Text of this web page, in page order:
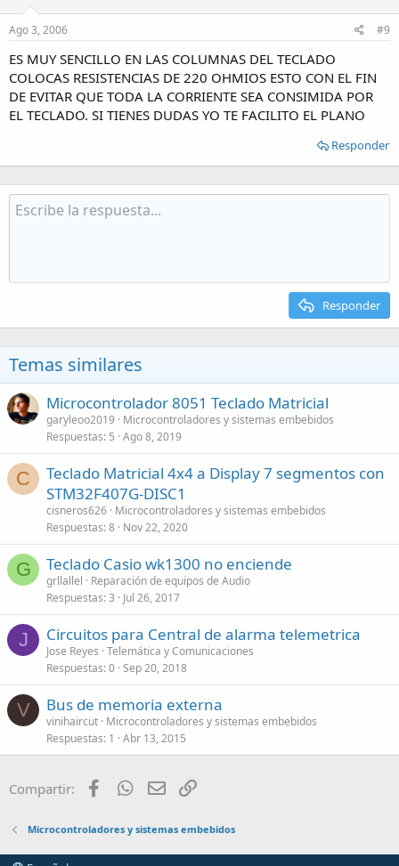
Ago 3, 2006 #9
ES MUY SENCILLO EN LAS COLUMNAS DEL TECLADO
COLOCAS RESISTENCIAS DE 220 OHMIOS ESTO CON EL FIN
DE EVITAR QUE TODA LA CORRIENTE SEA CONSIMIDA POR
EL TECLADO. SI TIENES DUDAS YO TE FACILITO EL PLANO
Responder
Responder
Temas similares
Microcontrolador 8051 Teclado Matricial
garyleoo2019
Microcontroladores y sistemas embebidos
Respuestas 5 Ago 8, 2019
C
Teclado Matricial 4x4 a Display 7 segmentos con
STM32F407G-DISC1
cisneros626 Microcontroladores y sistemas embebidos
Respuestas 8 Nov 22, 2020
G Teclado Casio wk1300 no enciende
grllallel
Reparación de equipos de Audio
Respuestas 3 Jul 26, 2017
J Circuitos para Central de alarma telemetrica
Jose Reyes Telemática y Comunicaciones
Respuestas 0 Sep 20, 2018
V Bus de memoria externa
vinihaircut Microcontroladores y sistemas embebidos
Respuestas 1 Abr 13, 2015
Compartir: FacebookWhatsApp
Email
Microcontroladores y sistemas embebidos